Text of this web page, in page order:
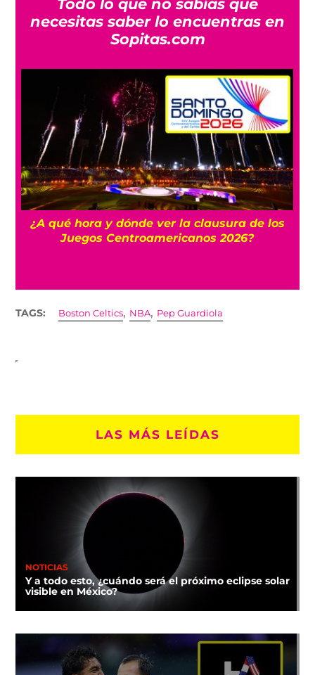
Todo lo que no sabías que
necesitas saber lo encuentras en
Sopitas.com
¿A qué hora y dónde ver la clausura de los
Juegos Centroamericanos 2026?
TAGS: Boston Celtics, NBA, Pep Guardiola
LAS MÁS LEÍDAS
NOTICIAS
Y a todo esto, ¿cuándo será el próximo eclipse solar
visible en México?